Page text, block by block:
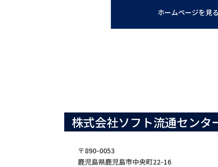
ホームページを見
株式会社ソフト流通センタ
〒890-0053
鹿児島県鹿児島市中央町22-16